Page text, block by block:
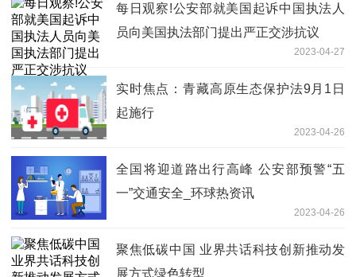
每日观察!公安部就美国起诉中国执法人
员向美国执法部门提出严正交涉抗议
2023-04-27
实时焦点：青藏高原生态保护法9月1日
起施行
2023-04-26
全国将迎道路出行高峰 公安部预警“五
一”交通安全_环球热资讯
2023-04-26
聚焦低碳中国 业界共话科技创新推动发
展方式绿色转型